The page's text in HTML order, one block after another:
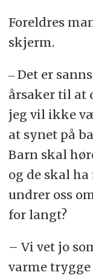
Foreldres
skjerm.
‒ Det er
årsaker til at
jeg vil ikke
at synet på
Barn skal
og de skal
undrer oss
for langt?
– Vi vet jo
varme trygge